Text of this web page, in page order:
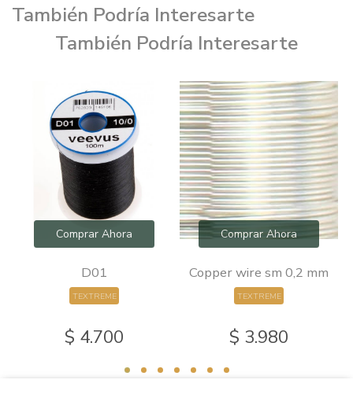
También Podría Interesarte
También Podría Interesarte
Comprar Ahora
D01
TEXTREME
$ 4.700
Comprar Ahora
Copper wire sm 0,2 mm
TEXTREME
$ 3.980